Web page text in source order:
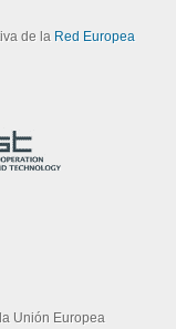
de la Red Europea
Unión Europea